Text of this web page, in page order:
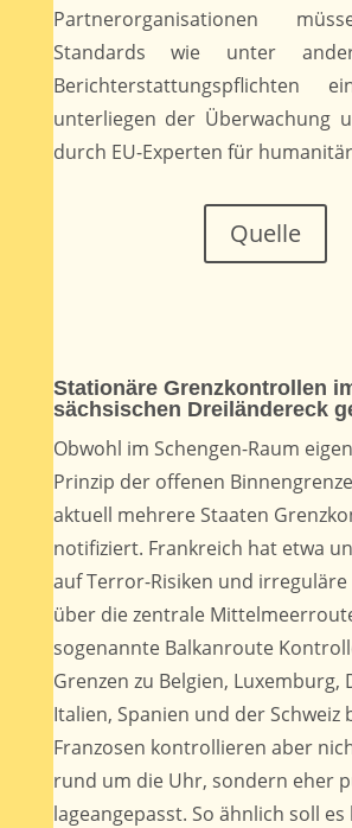
Partnerorganisationen
Standards wie unter
Berichterstattungspflichten
unterliegen der Überwachung
durch EU-Experten für
Quelle
Stationäre Grenzkontrollen
sächsischen Dreiländereck
Obwohl im Schengen-Raum
Prinzip der offenen
aktuell mehrere Staaten
notifiziert. Frankreich hat etwa
auf Terror-Risiken und
über die zentrale
sogenannte Balkanroute
Grenzen zu Belgien, Luxemburg,
Italien, Spanien und der Schweiz
Franzosen kontrollieren aber
rund um die Uhr, sondern eher
lageangepasst. So ähnlich soll